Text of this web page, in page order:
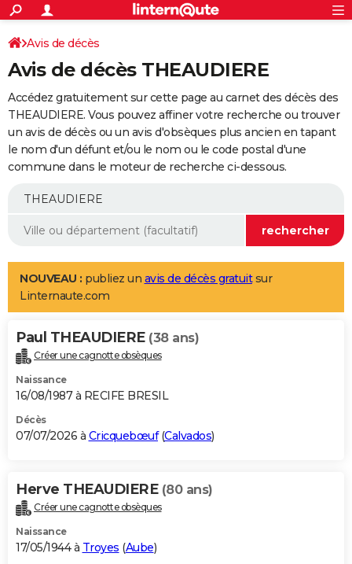
ACTUALITÉS
Politique
Société
Faits Divers
Education
Monde
Villes
+
SPORT
Coupe du monde 2026
Football
Tennis
Cyclisme
Rugby
Forum
Programme TV
TNT
Streaming
Cinéma
Sorties cinéma
Musique
+
FINANCE
Impôts
Immobilier
Risques naturels par ville
Banque
Assurance
Crédit
AUTO
Essais
Réserver un essai
Citadines
Berlines
SUV
Forum auto
+
Mobiles
Meilleur smartphone
Internet
Ordinateurs
Jeux vidéo
Guide high-tech
Aménagement intérieur
LIFESTYLE
Art de vivre
Bien-être
Loisirs
Mode
Modes de vie
Alimentation
Guide de la santé
Maladies
Médicaments
Sommeil
VOYAGE
Destinations
City break
Voyage nature
Voyage de noces
Forum
Climat
+PHOTO
GUIDES D'ACHAT
BONS PLANS
Carte de Noël
Carte Bonne année
Carte Saint-Valentin
Carte Pâques
Carte d'anniversaire
DICTIONNAIRE
Dictionnaire
Biographies
Citations
Expressions
Proverbes
PROGRAMME TV
Avis de décès
Avis de décès THEAUDIERE
Accédez gratuitement sur cette page au carnet des décès des
THEAUDIERE. Vous pouvez affiner votre recherche ou trouver
un avis de décès ou un avis d'obsèques plus ancien en tapant
le nom d'un défunt et/ou le nom ou le code postal d'une
commune dans le moteur de recherche ci-dessous.
NOUVEAU : publiez un avis de décès gratuitsur
Linternaute.com
Paul THEAUDIERE (38 ans)
Créer une cagnotte obsèques
Naissance
16/08/1987 à RECIFE BRESIL
Décès
07/07/2026 à Cricquebœuf(Calvados)
Herve THEAUDIERE (80 ans)
Créer une cagnotte obsèques
Naissance
17/05/1944 à Troyes (Aube)